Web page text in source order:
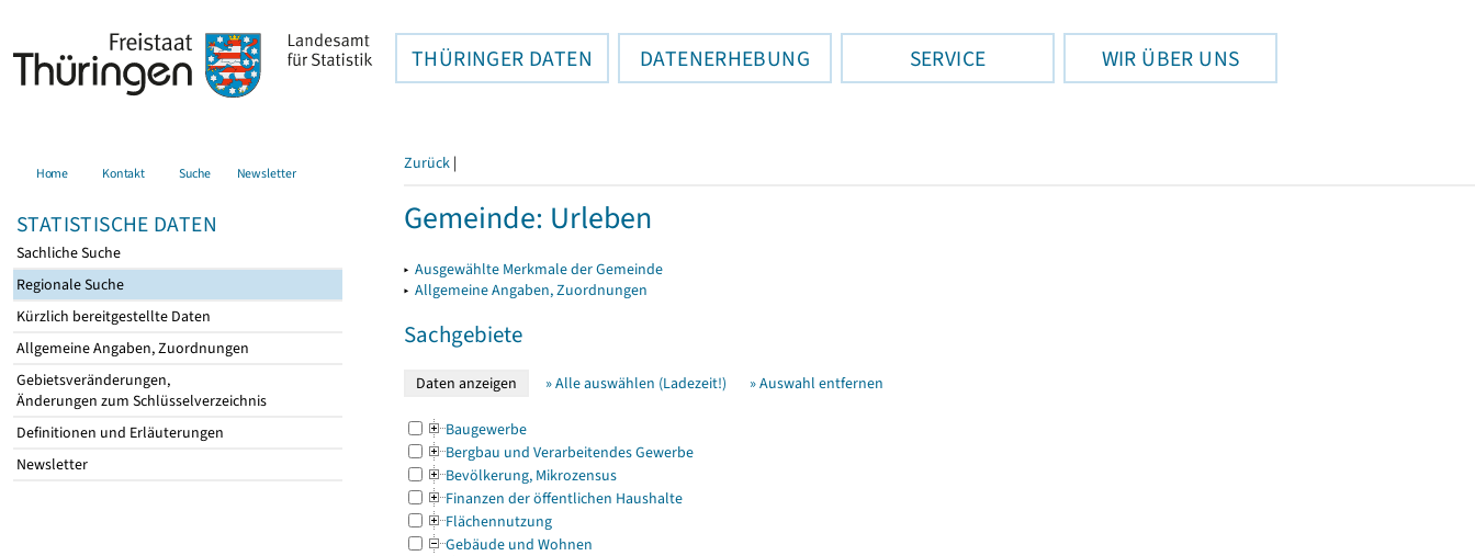
THÜRINGER DATEN DATENERHEBUNG SERVICE WIR ÜBER UNS
Home Kontakt Suche Newsletter
STATISTISCHE DATEN
Sachliche Suche
Regionale Suche
Kürzlich bereitgestellte Daten
Allgemeine Angaben, Zuordnungen
Gebietsveränderungen,
Änderungen zum Schlüsselverzeichnis
Definitionen und Erläuterungen
Newsletter
Zurück |
Gemeinde: Urleben
▸ Ausgewählte Merkmale der Gemeinde
▸ Allgemeine Angaben, Zuordnungen
Sachgebiete
» Alle auswählen (Ladezeit!) » Auswahl entfernen
Baugewerbe
Bergbau und Verarbeitendes Gewerbe
Bevölkerung, Mikrozensus
Finanzen der öffentlichen Haushalte
Flächennutzung
Gebäude und Wohnen